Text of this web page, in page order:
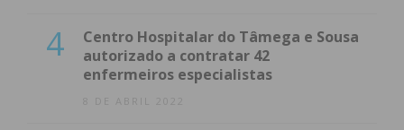
4
Centro Hospitalar do Tâmega e Sousa
autorizado a contratar 42
enfermeiros especialistas
8 DE ABRIL 2022